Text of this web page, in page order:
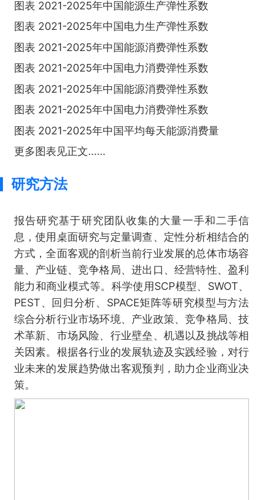
图表 2021-2025年中国能源生产弹性系数
图表 2021-2025年中国电力生产弹性系数
图表 2021-2025年中国能源消费弹性系数
图表 2021-2025年中国电力消费弹性系数
图表 2021-2025年中国能源消费弹性系数
图表 2021-2025年中国电力消费弹性系数
图表 2021-2025年中国平均每天能源消费量
更多图表见正文……
研究方法
报告研究基于研究团队收集的大量一手和二手信
息，使用桌面研究与定量调查、定性分析相结合的
方式，全面客观的剖析当前行业发展的总体市场容
量、产业链、竞争格局、进出口、经营特性、盈利
能力和商业模式等。科学使用SCP模型、SWOT、
PEST、回归分析、SPACE矩阵等研究模型与方法
综合分析行业市场环境、产业政策、竞争格局、技
术革新、市场风险、行业壁垒、机遇以及挑战等相
关因素。根据各行业的发展轨迹及实践经验，对行
业未来的发展趋势做出客观预判，助力企业商业决
策。